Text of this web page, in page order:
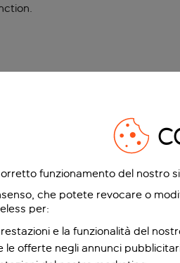
.
funzionamento del nostro
che potete revocare o
per:
e la funzionalità del
le offerte negli annunci